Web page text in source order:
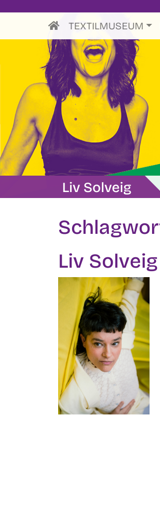
TEXTILMUSEUM
Liv Solveig
Liv Solveig